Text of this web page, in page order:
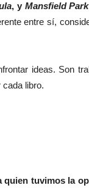
, y Mansfield Park
entre sí,
ideas. Son
libro.
quien tuvimos la